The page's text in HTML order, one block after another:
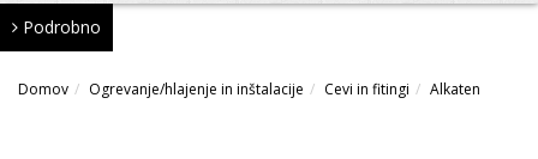
Podrobno
Domov Ogrevanje/hlajenje in inštalacije Cevi in fitingi Alkaten